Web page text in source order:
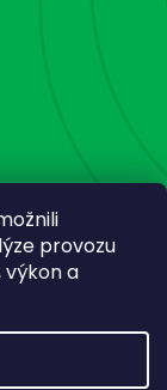
provozu
výkon a